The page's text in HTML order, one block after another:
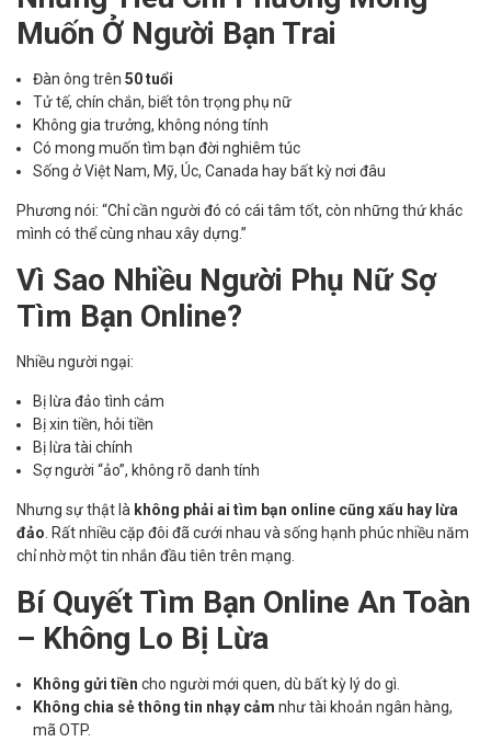
Muốn Ở Người Bạn Trai
Đàn ông trên 50 tuổi
Tử tế, chín chắn, biết tôn trọng phụ nữ
Không gia trưởng, không nóng tính
Có mong muốn tìm bạn đời nghiêm túc
Sống ở Việt Nam, Mỹ, Úc, Canada hay bất kỳ nơi đâu
Phương nói: “Chỉ cần người đó có cái tâm tốt, còn những thứ khác
mình có thể cùng nhau xây dựng.”
Vì Sao Nhiều Người Phụ Nữ Sợ
Tìm Bạn Online?
Nhiều người ngại:
Bị lừa đảo tình cảm
Bị xin tiền, hỏi tiền
Bị lừa tài chính
Sợ người “ảo”, không rõ danh tính
Nhưng sự thật là không phải ai tìm bạn online cũng xấu hay lừa
đảo . Rất nhiều cặp đôi đã cưới nhau và sống hạnh phúc nhiều năm
chỉ nhờ một tin nhắn đầu tiên trên mạng.
Bí Quyết Tìm Bạn Online An Toàn
– Không Lo Bị Lừa
Không gửi tiền cho người mới quen, dù bất kỳ lý do gì.
Không chia sẻ thông tin nhạy cảm như tài khoản ngân hàng,
mã OTP.